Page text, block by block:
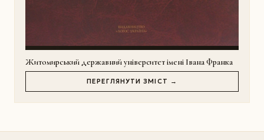
Житомирський державний університет імені Івана Франка
ПЕРЕГЛЯНУТИ ЗМІСТ →